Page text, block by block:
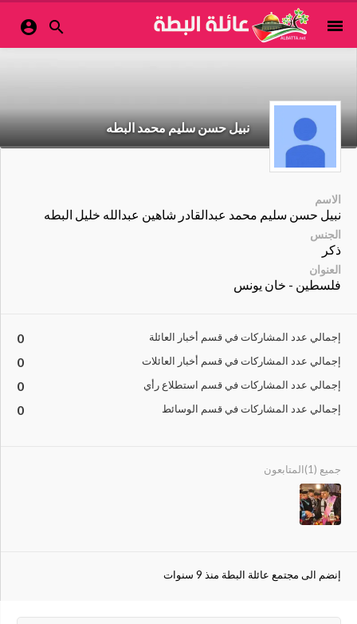
menu


نبيل حسن سليم محمد البطه
الاسم
نبيل حسن سليم محمد عبدالقادر شاهين عبدالله خليل البطه
الجنس
ذكر
العنوان
فلسطين - خان يونس
إجمالي عدد المشاركات في قسم أخبار العائلة 0
إجمالي عدد المشاركات في قسم أخبار العائلات 0
إجمالي عدد المشاركات في قسم استطلاع رأي 0
إجمالي عدد المشاركات في قسم الوسائط 0
المتابعون جميع (1)
إنضم الى مجتمع عائلة البطة منذ 9 سنوات